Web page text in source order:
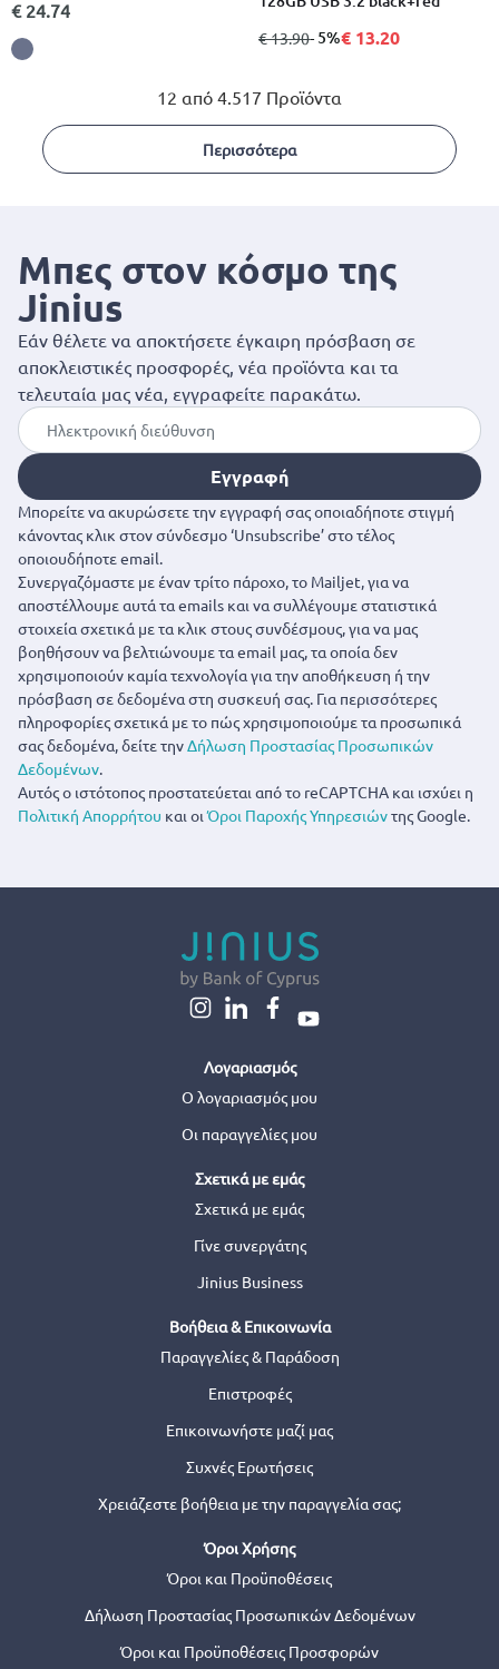
€ 24.74
από
€ 13.90σε
- 5%€ 13.20
12 από 4.517 Προϊόντα
Περισσότερα
Μπες στον κόσμο της
Jinius
Εάν θέλετε να αποκτήσετε έγκαιρη πρόσβαση σε
αποκλειστικές προσφορές, νέα προϊόντα και τα
τελευταία μας νέα, εγγραφείτε παρακάτω.
Εγγραφή
Μπορείτε να ακυρώσετε την εγγραφή σας οποιαδήποτε στιγμή
κάνοντας κλικ στον σύνδεσμο ‘Unsubscribe’ στο τέλος
οποιουδήποτε email.
Συνεργαζόμαστε με έναν τρίτο πάροχο, το Mailjet, για να
αποστέλλουμε αυτά τα emails και να συλλέγουμε στατιστικά
στοιχεία σχετικά με τα κλικ στους συνδέσμους, για να μας
βοηθήσουν να βελτιώνουμε τα email μας, τα οποία δεν
χρησιμοποιούν καμία τεχνολογία για την αποθήκευση ή την
πρόσβαση σε δεδομένα στη συσκευή σας. Για περισσότερες
πληροφορίες σχετικά με το πώς χρησιμοποιούμε τα προσωπικά
σας δεδομένα, δείτε τηνΔήλωση Προστασίας Προσωπικών
Δεδομένων.
Αυτός ο ιστότοπος προστατεύεται από το reCAPTCHA και ισχύει η
Πολιτική Απορρήτου και οιΌροι Παροχής Υπηρεσιώντης Google.
Λογαριασμός
Ο λογαριασμός μου
Οι παραγγελίες μου
Σχετικά με εμάς
Σχετικά με εμάς
Γίνε συνεργάτης
Jinius Business
Βοήθεια & Επικοινωνία
Παραγγελίες & Παράδοση
Επιστροφές
Επικοινωνήστε μαζί μας
Συχνές Ερωτήσεις
Χρειάζεστε βοήθεια με την παραγγελία σας;
Όροι Χρήσης
Όροι και Προϋποθέσεις
Δήλωση Προστασίας Προσωπικών Δεδομένων
Όροι και Προϋποθέσεις Προσφορών